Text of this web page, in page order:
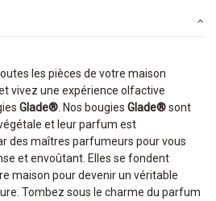
les pièces de votre maison
vivez une expérience olfactive
Glade® . Nos bougies Glade®sont
et leur parfum est
des maîtres parfumeurs pour vous
et envoûtant. Elles se fondent
maison pour devenir un véritable
Tombez sous le charme du parfum